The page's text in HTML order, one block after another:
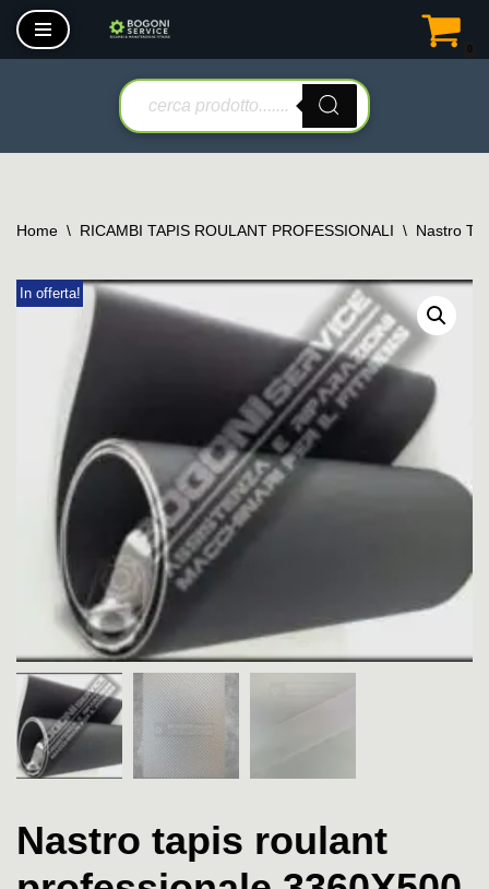
Vai
Home \ RICAMBI TAPIS ROULANT PROFESSIONALI \ Nastro
In offerta!
Nastro tapis roulant